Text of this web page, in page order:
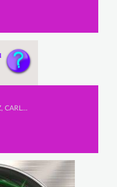
Secundaria, MARÍA FORNOVI GÓMEZ, CARLOTA LOPEZ ALBRECHT y LARA IGLESIAS PÉREZ